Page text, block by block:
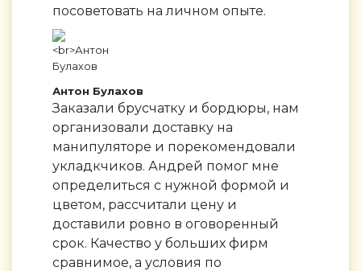
посоветовать на личном опыте.
Антон Булахов
Заказали брусчатку и бордюры, нам
организовали доставку на
манипуляторе и порекомендовали
укладкчиков. Андрей помог мне
определиться с нужной формой и
цветом, рассчитали цену и
доставили ровно в оговоренный
срок. Качество у больших фирм
сравнимое, а условия по